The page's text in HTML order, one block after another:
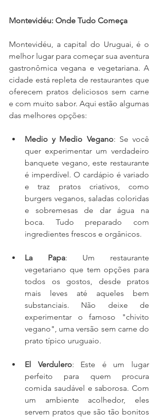
Montevidéu: Onde Tudo Começa
Montevidéu, a capital do Uruguai, é o
melhor lugar para começar sua aventura
gastronômica vegana e vegetariana. A
cidade está repleta de restaurantes que
oferecem pratos deliciosos sem carne
e com muito sabor. Aqui estão algumas
das melhores opções:
Medio y Medio Vegano: Se você
quer experimentar um verdadeiro
banquete vegano, este restaurante
é imperdível. O cardápio é variado
e traz pratos criativos, como
burgers veganos, saladas coloridas
e sobremesas de dar água na
boca. Tudo preparado com
ingredientes frescos e orgânicos.
La Papa: Um restaurante
vegetariano que tem opções para
todos os gostos, desde pratos
mais leves até aqueles bem
substanciais. Não deixe de
experimentar o famoso "chivito
vegano", uma versão sem carne do
prato típico uruguaio.
El Verdulero: Este é um lugar
perfeito para quem procura
comida saudável e saborosa. Com
um ambiente acolhedor, eles
servem pratos que são tão bonitos